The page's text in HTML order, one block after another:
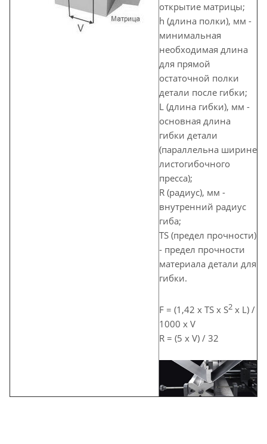
открытие матрицы;
h (длина полки), мм -
минимальная
необходимая длина
для прямой
остаточной полки
детали после гибки;
L (длина гибки), мм -
основная длина
гибки детали
(параллельна ширине
листогибочного
пресса);
R (радиус), мм -
внутренний радиус
гиба;
TS (предел прочности)
- предел прочности
материала детали для
гибки.
F = (1,42 x TS x S2 x L) /
1000 x V
R = (5 x V) / 32